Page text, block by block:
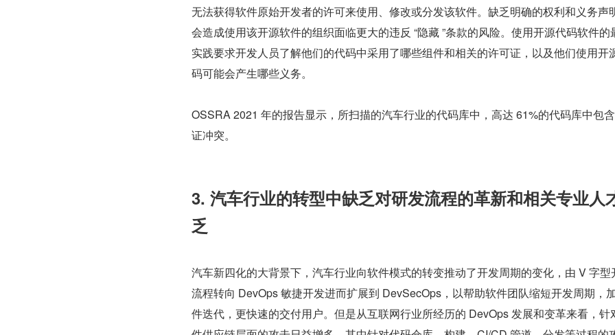
无法获得软件原始开发者的许可来使用、修改或分发该软件。缺乏明确的权利和义务声
会造成使用该开源软件的组织面临更大的违反 “隐藏 ”条款的风险。使用开源代码软件的
实践要求开发人员了解他们的代码中采用了哪些组件和相关的许可证，以及他们使用开
码可能会产生哪些义务。
OSSRA 2021 年的报告显示，所扫描的汽车行业的代码库中，高达 61%的代码库中包
证冲突。
3. 汽车行业的转型中缺乏对研发流程的革新和相关专业人
乏
汽车新四化的大背景下，汽车行业向软件模式的转变推动了开发周期的变化，由 V 字型
流程转向 DevOps 敏捷开发进而扩展到 DevSecOps，以帮助软件团队缩短开发周期，
件迭代，更快速的交付用户。但是从互联网行业所经历的 DevOps 发展和变革来看，针